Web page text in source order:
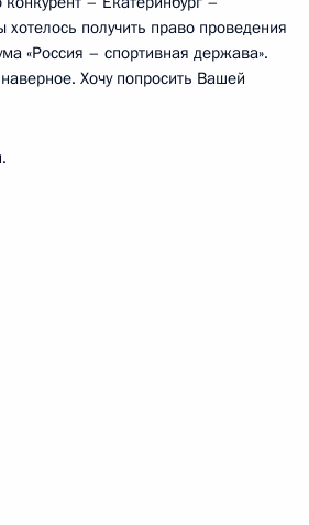
получить право проведения
«Россия – спортивная держава».
Хочу попросить Вашей